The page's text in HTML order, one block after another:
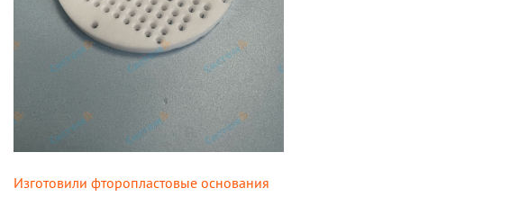
Изготовили фторопластовые основания